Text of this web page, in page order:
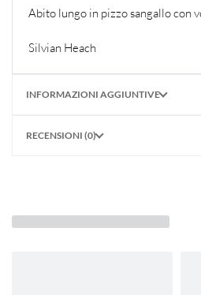
Abito lungo in pizzo sangallo con
Silvian Heach
INFORMAZIONI AGGIUNTIVE
RECENSIONI (0)